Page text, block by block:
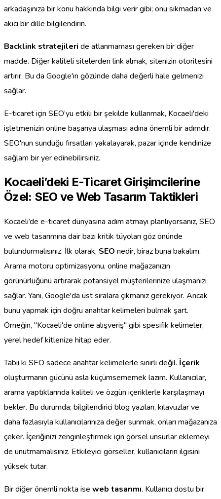
arkadaşınıza bir konu hakkında bilgi verir gibi; onu sıkmadan ve
akıcı bir dille bilgilendirin.
Backlink stratejileri de atlanmaması gereken bir diğer
madde. Diğer kaliteli sitelerden link almak, sitenizin otoritesini
artırır. Bu da Google'ın gözünde daha değerli hale gelmenizi
sağlar.
E-ticaret için SEO’yu etkili bir şekilde kullanmak, Kocaeli'deki
işletmenizin online başarıya ulaşması adına önemli bir adımdır.
SEO'nun sunduğu fırsatları yakalayarak, pazar içinde kendinize
sağlam bir yer edinebilirsiniz.
Kocaeli’deki E-Ticaret Girişimcilerine
Özel: SEO ve Web Tasarım Taktikleri
Kocaeli’de e-ticaret dünyasına adım atmayı planlıyorsanız, SEO
ve web tasarımına dair bazı kritik tüyoları göz önünde
bulundurmalısınız. İlk olarak, SEO nedir, biraz buna bakalım.
Arama motoru optimizasyonu, online mağazanızın
görünürlüğünü artırarak potansiyel müşterilerinize ulaşmanızı
sağlar. Yani, Google'da üst sıralara çıkmanız gerekiyor. Ancak
bunu yapmak için doğru anahtar kelimeleri bulmak şart.
Örneğin, "Kocaeli'de online alışveriş" gibi spesifik kelimeler,
yerel hedef kitlenize hitap eder.
Tabii ki SEO sadece anahtar kelimelerle sınırlı değil. İçerik
oluşturmanın gücünü asla küçümsememek lazım. Kullanıcılar,
arama yaptıklarında kaliteli ve özgün içeriklerle karşılaşmayı
bekler. Bu durumda; bilgilendirici blog yazıları, kılavuzlar ve
daha fazlasıyla kullanıcılarınıza değer sunmak, onları mağazanıza
çeker. İçeriğinizi zenginleştirmek için görsel unsurlar eklemeyi
de unutmamalısınız. Etkileyici görseller, kullanıcıların ilgisini
yüksek tutar.
Bir diğer önemli nokta ise web tasarımı. Kullanıcı dostu bir